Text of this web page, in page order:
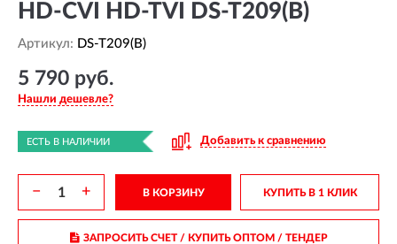
HD-CVI HD-TVI DS-T209(B)
Артикул: DS-T209(B)
5 790 руб.
Нашли дешевле?
ЕСТЬ В НАЛИЧИИ Добавить к сравнению
− + В КОРЗИНУ КУПИТЬ В 1 КЛИК
ЗАПРОСИТЬ СЧЕТ / КУПИТЬ ОПТОМ/ ТЕНДЕР